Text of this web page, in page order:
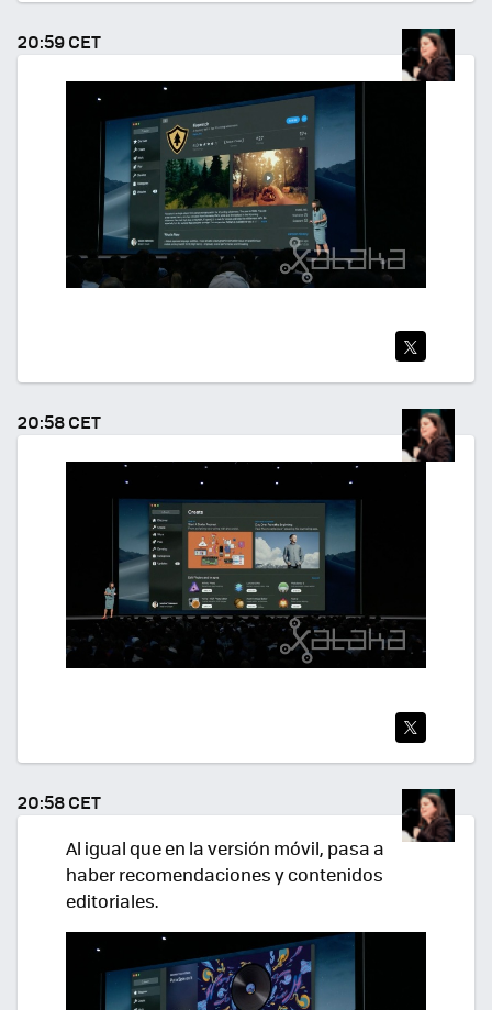
TEA
R
20:59 CET
TEA
R
20:58 CET
TWI
TEA
R
20:58 CET
Al igual que en la versión móvil, pasa a
haber recomendaciones y contenidos
editoriales.